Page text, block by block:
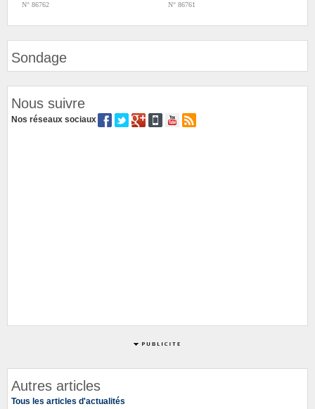
N° 86762
N° 86761
Sondage
Nous suivre
Nos réseaux sociaux
Autres articles
Tous les articles d'actualités